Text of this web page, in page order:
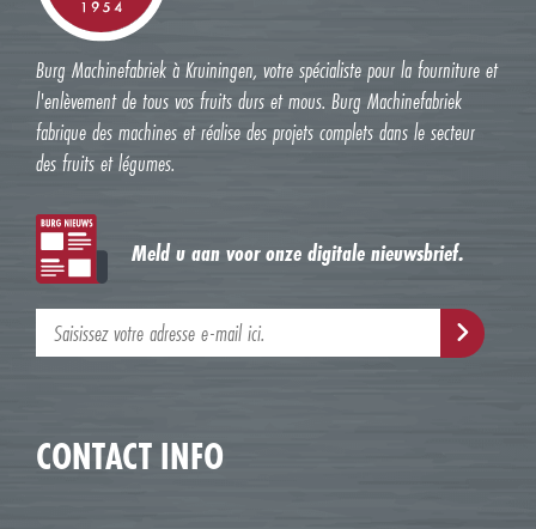
Burg Machinefabriek à Kruiningen, votre spécialiste pour la fourniture et
l'enlèvement de tous vos fruits durs et mous. Burg Machinefabriek
fabrique des machines et réalise des projets complets dans le secteur
des fruits et légumes.
Meld u aan voor onze digitale nieuwsbrief.
CONTACT INFO